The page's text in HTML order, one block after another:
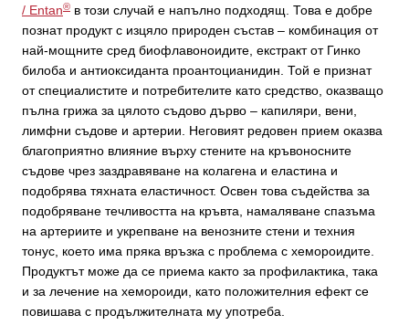
/ Entan® в този случай е напълно подходящ. Това е добре
познат продукт с изцяло природен състав – комбинация от
най-мощните сред биофлавоноидите, екстракт от Гинко
билоба и антиоксиданта проантоцианидин. Той е признат
от специалистите и потребителите като средство, оказващо
пълна грижа за цялото съдово дърво – капиляри, вени,
лимфни съдове и артерии. Неговият редовен прием оказва
благоприятно влияние върху стените на кръвоносните
съдове чрез заздравяване на колагена и еластина и
подобрява тяхната еластичност. Освен това съдейства за
подобряване течливостта на кръвта, намаляване спазъма
на артериите и укрепване на венозните стени и техния
тонус, което има пряка връзка с проблема с хемороидите.
Продуктът може да се приема както за профилактика, така
и за лечение на хемороиди, като положителния ефект се
повишава с продължителната му употреба.